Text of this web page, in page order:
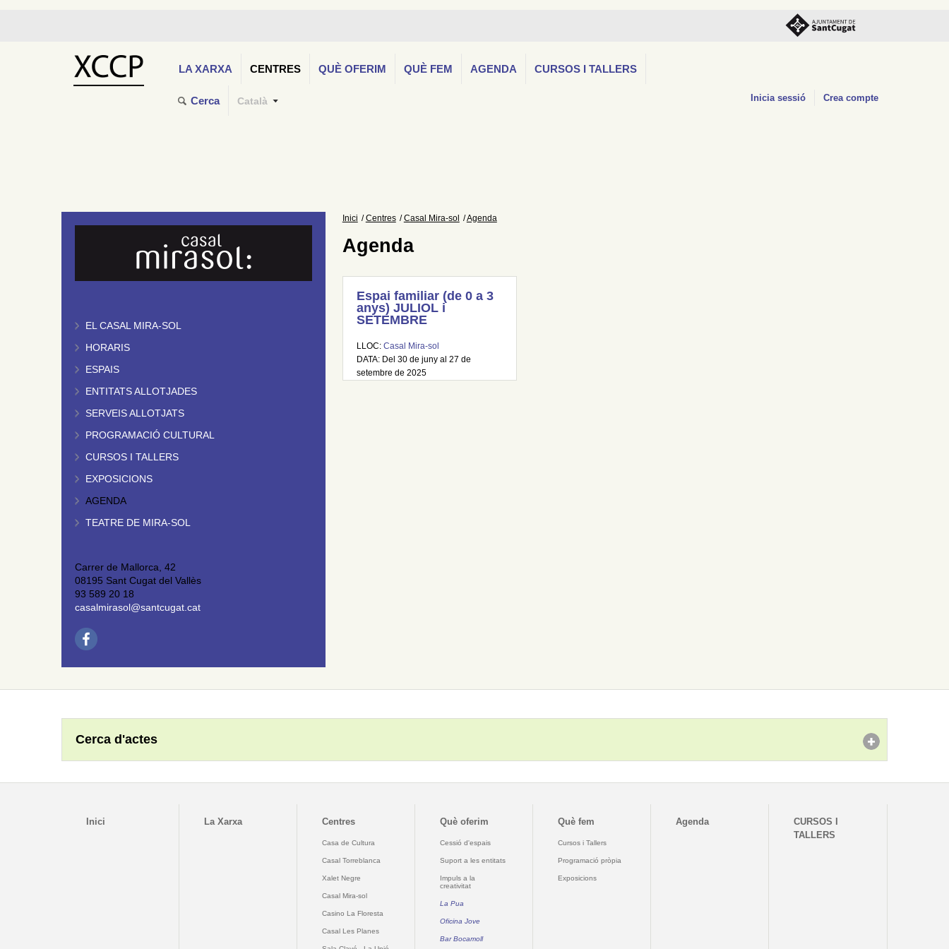
LA XARXA CENTRES QUÈ OFERIM QUÈ FEM AGENDA CURSOS I TALLERS
Cerca Català Inicia sessió Crea compte
EL CASAL MIRA-SOL
HORARIS
ESPAIS
ENTITATS ALLOTJADES
SERVEIS ALLOTJATS
PROGRAMACIÓ CULTURAL
CURSOS I TALLERS
EXPOSICIONS
AGENDA
TEATRE DE MIRA-SOL
Carrer de Mallorca, 42
08195 Sant Cugat del Vallès
93 589 20 18
casalmirasol@santcugat.cat
Inici Centres Casal Mira-sol Agenda
Agenda
Espai familiar (de 0 a 3
anys) JULIOL i
SETEMBRE
LLOC: Casal Mira-sol
DATA: Del 30 de juny al 27 de
setembre de 2025
Cerca d'actes
Inici La Xarxa Centres
Casa de Cultura
Casal Torreblanca
Xalet Negre
Casal Mira-sol
Casino La Floresta
Casal Les Planes
Què oferim
Cessió d'espais
Suport a les entitats
Impuls a la
creativitat
La Pua
Oficina Jove
Bar Bocamoll
Què fem
Cursos i Tallers
Programació pròpia
Exposicions
Agenda
CURSOS I
TALLERS